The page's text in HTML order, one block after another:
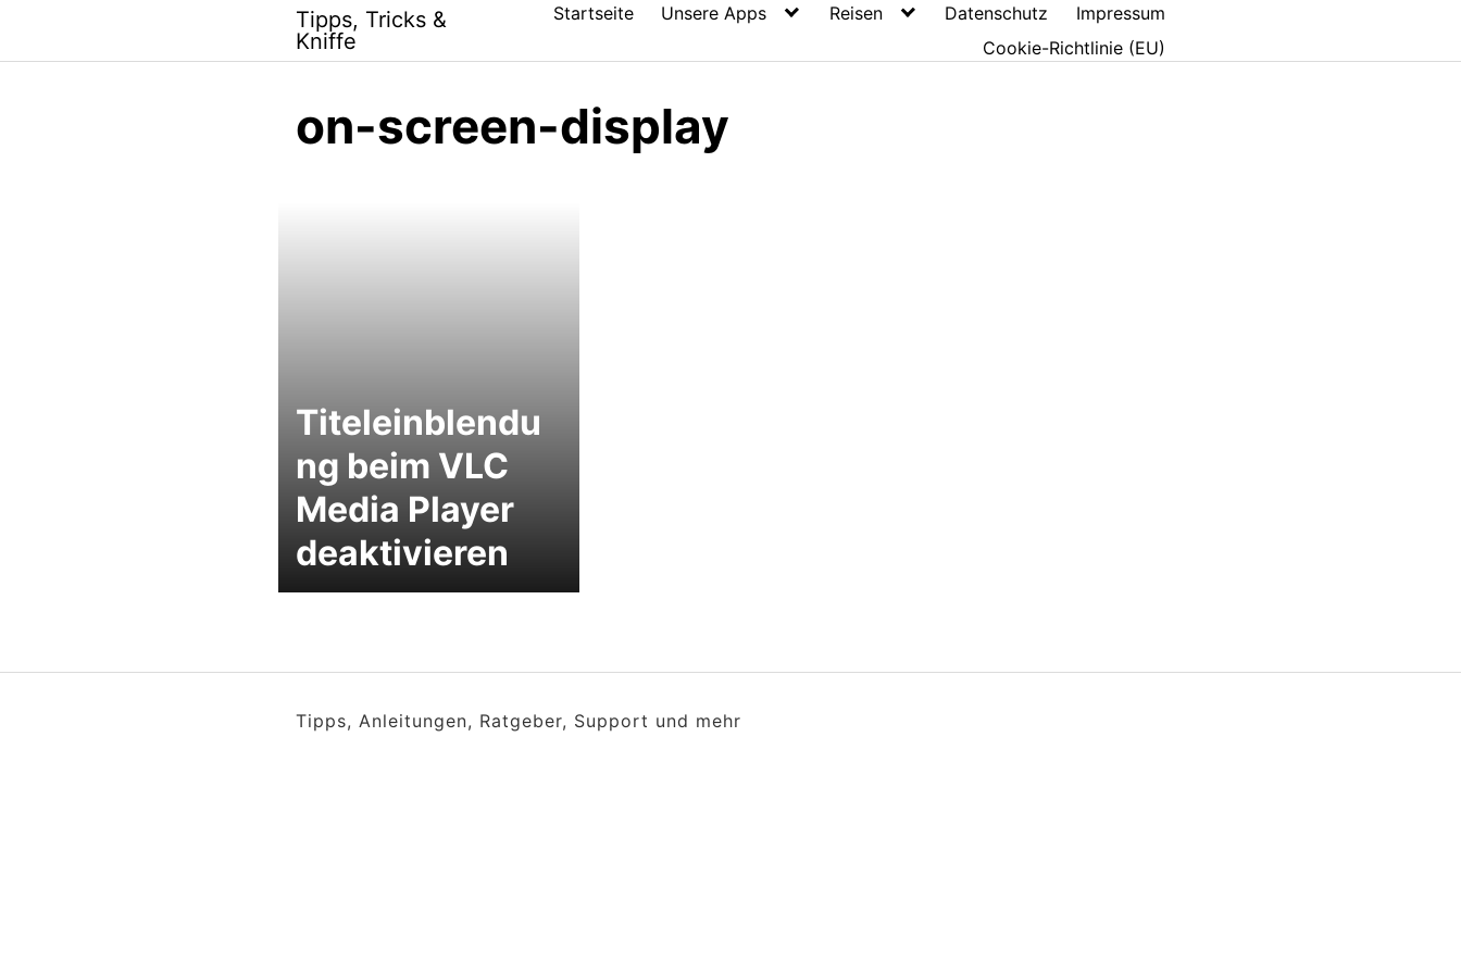
content
Tipps, Tricks &
Kniffe
Startseite Unsere Apps Reisen Datenschutz
Impressum
Cookie-Richtlinie (EU)
on-screen-display
Titeleinblendu
ng beim VLC
Media Player
deaktivieren
Tipps, Anleitungen, Ratgeber, Support und mehr